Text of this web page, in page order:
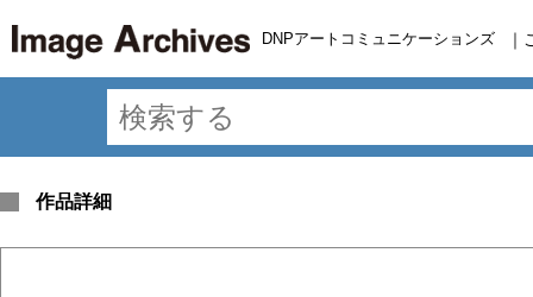
DNPアートコミュニケーションズ ｜
作品詳細